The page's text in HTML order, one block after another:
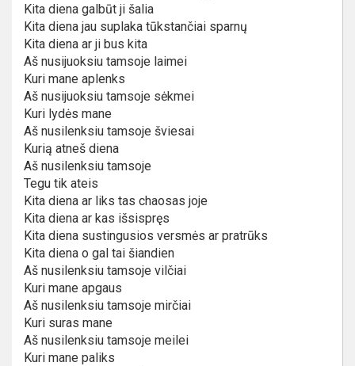
Kita diena galbūt ji šalia
Kita diena jau suplaka tūkstančiai sparnų
Kita diena ar ji bus kita
Aš nusijuoksiu tamsoje laimei
Kuri mane aplenks
Aš nusijuoksiu tamsoje sėkmei
Kuri lydės mane
Aš nusilenksiu tamsoje šviesai
Kurią atneš diena
Aš nusilenksiu tamsoje
Tegu tik ateis
Kita diena ar liks tas chaosas joje
Kita diena ar kas išsispręs
Kita diena sustingusios versmės ar pratrūks
Kita diena o gal tai šiandien
Aš nusilenksiu tamsoje vilčiai
Kuri mane apgaus
Aš nusilenksiu tamsoje mirčiai
Kuri suras mane
Aš nusilenksiu tamsoje meilei
Kuri mane paliks